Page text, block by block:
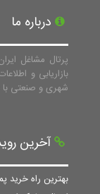
درباره ما
پرتال مشاغل
بازاریابی و
شهری و صنعتی با بیش از 3 میلیون
آخرین
بهترین راه